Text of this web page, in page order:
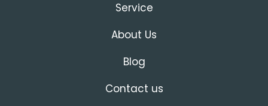
Service
About Us
Blog
Contact us